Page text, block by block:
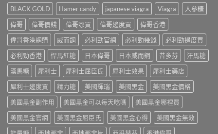
聰
明
替
代
方
案
一
次
解
析〉
中
法
＋
預
防
再
發，
完
整
略
一
次
看〉
中
什
麼
危
害：
從
劑
量、
副
用
到
死
線
的
完
整
改
變
性
功
能
障
礙
治
的
突
破
性
藥
物〉
中
BLACK GOLD Hamer candy japanese viagra Viagra
人參糖
偉哥
偉哥價錢 偉哥哪買 偉哥邊度買
偉哥香港
偉哥香港網購
威而鋼 必利勁官網 必利勁幾錢
必利勁邊度買
必利勁香港
悍馬紅糖 日本偉哥 日本威而鋼 昔多芬
汗馬糖
漢馬糖
犀利士 犀利士屈臣氏 犀利士效果
犀利士藥店
犀利士邊度買
精力糖 美國輝瑞 美國黑金
美國黑金價格
美國黑金副作用
美國黑金可以每天吃嗎
美國黑金哪裡買
美國黑金官網
美國黑金屈臣氏 美國黑金心得
美國黑金無效